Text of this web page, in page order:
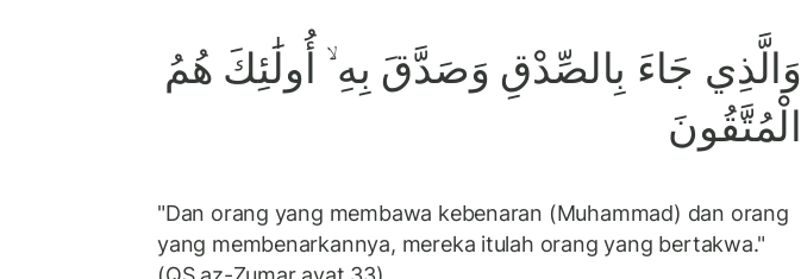
وَالَّذِي جَاءَ بِالصِّدْقِ وَصَدَّقَ بِهِ ۙ أُولَٰئِكَ هُمُ
الْمُتَّقُونَ
"Dan orang yang membawa kebenaran (Muhammad) dan orang
yang membenarkannya, mereka itulah orang yang bertakwa."